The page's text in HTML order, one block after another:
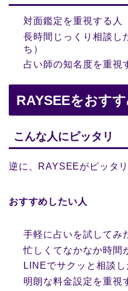
対面鑑定を重視する人
長時間じっくり相談し
ち）
占い師の知名度を重視
RAYSEEをおす
こんな人にピッタリ
逆に、RAYSEEがピッタ
おすすめしたい人
手軽に占いを試してみ
忙しくてなかなか時間
LINEでサクッと相談し
明朗な料金設定を重視